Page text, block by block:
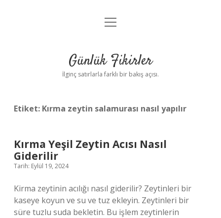
Anasayfa
Yasal Uyarı
menüyü
Günlük Fikirler
İlginç satırlarla farklı bir bakış açısı.
Etiket: Kırma zeytin salamurası nasıl yapılır
Kırma Yeşil Zeytin Acısı Nasıl
Giderilir
Tarih: Eylül 19, 2024
Kirma zeytinin acılığı nasıl giderilir? Zeytinleri bir
kaseye koyun ve su ve tuz ekleyin. Zeytinleri bir
süre tuzlu suda bekletin. Bu işlem zeytinlerin